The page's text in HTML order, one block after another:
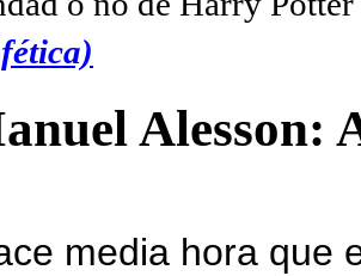
Alesson:
media hora que